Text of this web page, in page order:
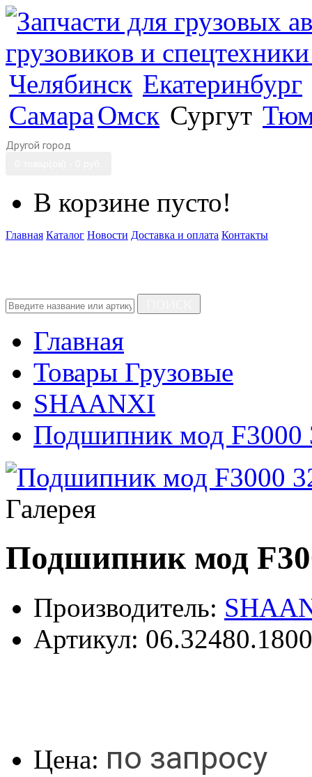
Челябинск Екатеринбург
СамараОмск Сургут
Другой город
В корзине пусто!
Главная Каталог Новости Доставка и оплата Контакты
Главная
Товары Грузовые
SHAANXI
Подшипник мод F3000
Галерея
Подшипник мод
Производитель:
Артикул:
Цена: по запросу